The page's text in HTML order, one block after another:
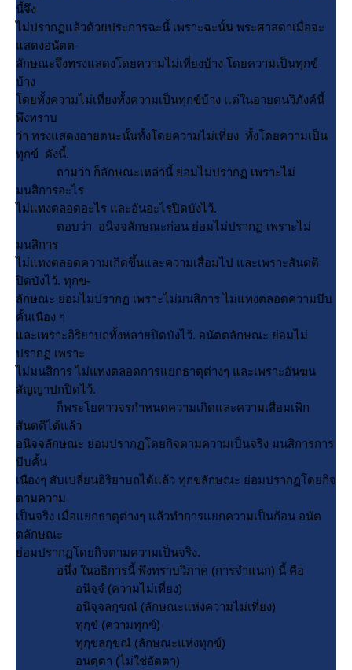
นี้จึง
ไม่ปรากฏแล้วด้วยประการฉะนี้ เพราะฉะนั้น พระศาสดาเมื่อจะ
สดงอนัตต-
ลักษณะจึงทรงแสดงโดยความไม่เที่ยงบ้าง โดยความเป็นทุกข์
บ้าง
ดยทั้งความไม่เที่ยงทั้งความเป็นทุกข์บ้าง แต่ในอายตนวิภังค์นี้
พึงทราบ
ว่า ทรงแสดงอายตนะนั้นทั้งโดยความไม่เที่ยง ทั้งโดยความเป็น
ทุกข์ ดังนี้.
ถามว่า ก็ลักษณะเหล่านี้ ย่อมไม่ปรากฏ เพราะไม่
มนสิการอะไร
ไม่แทงตลอดอะไร และอันอะไรปิดบังไว้.
ตอบว่า อนิจจลักษณะก่อน ย่อมไม่ปรากฏ เพราะไม่
มนสิการ
ไม่แทงตลอดความเกิดขึ้นและความเสื่อมไป และเพราะสันตติ
ปิดบังไว้. ทุกข-
ลักษณะ ย่อมไม่ปรากฏ เพราะไม่มนสิการ ไม่แทงตลอดความบีบ
คั้นเนือง ๆ
ละเพราะอิริยาบถทั้งหลายปิดบังไว้. อนัตตลักษณะ ย่อมไม่
ปรากฏ เพราะ
ไม่มนสิการ ไม่แทงตลอดการแยกธาตุต่างๆ และเพราะอันฆน
สัญญาปกปิดไว้.
ก็พระโยคาวจรกำหนดความเกิดและความเสื่อมเพิก
สันตติได้แล้ว
อนิจจลักษณะ ย่อมปรากฏโดยกิจตามความเป็นจริง มนสิการการ
บีบคั้น
เนืองๆ สับเปลี่ยนอิริยาบถได้แล้ว ทุกขลักษณะ ย่อมปรากฏโดยกิจ
ตามความ
เป็นจริง เมื่อแยกธาตุต่างๆ แล้วทำการแยกความเป็นก้อน อนัต
ตลักษณะ
่อมปรากฏโดยกิจตามความเป็นจริง.
อนึ่ง ในอธิการนี้ พึงทราบวิภาค (การจำแนก) นี้ คือ
อนิจฺจํ (ความไม่เที่ยง)
อนิจฺจลกฺขณํ (ลักษณะแห่งความไม่เที่ยง)
ทุกฺขํ (ความทุกข์)
ทุกฺขลกฺขณํ (ลักษณะแห่งทุกข์)
อนตฺตา (ไม่ใช่อัตตา)